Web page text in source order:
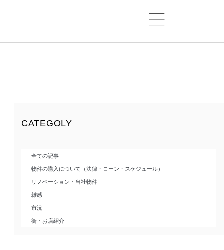
CATEGOLY
全ての記事
物件の購入について（法律・ローン・スケジュール）
リノベーション・当社物件
雑感
市況
街・お店紹介